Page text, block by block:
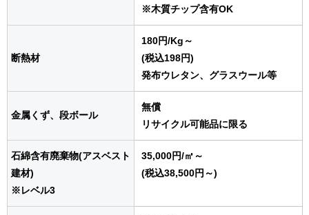
※木質チップ含有OK
断熱材
180円/Kg ～
(税込198円)
発布ウレタン、グラスウール等
金属くず、段ボール
無償
リサイクル可能品に限る
石綿含有廃棄物(アスベスト
建材)
※レベル3
35,000円/㎥ ～
(税込38,500円～)